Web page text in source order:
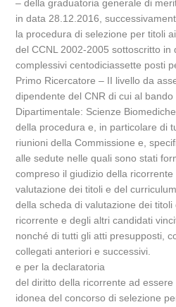
– della graduatoria generale di
in data 28.12.2016,
la procedura di selezione per titoli
del CCNL 2002-2005 sottoscritto
complessivi centodiciassette posti
Primo Ricercatore – II livello da
dipendente del CNR di cui al
Dipartimentale: Scienze
della procedura e, in particolare di
riunioni della Commissione e,
alle sedute nelle quali sono stati
compreso il giudizio della
valutazione dei titoli e del
della scheda di valutazione dei
ricorrente e degli altri candidati
nonché di tutti gli atti presupposti,
collegati anteriori e successivi.
e per la declaratoria
del diritto della ricorrente ad
idonea del concorso di selezione